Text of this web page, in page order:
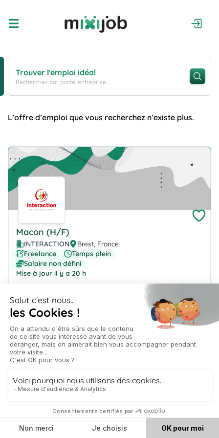
Trouver l'emploi idéal
Recherchez par poste, entreprise...
L’offre d’emploi que vous recherchez n’existe plus.
Company Logo
Macon (H/F)
INTERACTION
Brest, France
Freelance
Temps plein
Salaire non défini
Mise à jour il y a 20 h
Company Logo
Technicien de laboratoire (H/F)
Freelance
Temps plein
Mise à jour il y a 20 h